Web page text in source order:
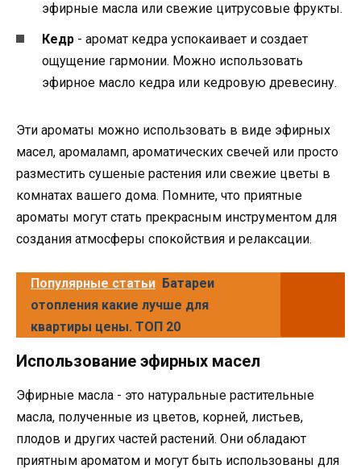
эфирные масла или свежие цитрусовые фрукты.
Кедр - аромат кедра успокаивает и создает
ощущение гармонии. Можно использовать
эфирное масло кедра или кедровую древесину.
Эти ароматы можно использовать в виде эфирных
масел, аромаламп, ароматических свечей или просто
разместить сушеные растения или свежие цветы в
комнатах вашего дома. Помните, что приятные
ароматы могут стать прекрасным инструментом для
создания атмосферы спокойствия и релаксации.
Популярные статьи Батареи
отопления какие лучше для
квартиры цены. ТОП 20
Использование эфирных масел
Эфирные масла - это натуральные растительные
масла, полученные из цветов, корней, листьев,
плодов и других частей растений. Они обладают
приятным ароматом и могут быть использованы для